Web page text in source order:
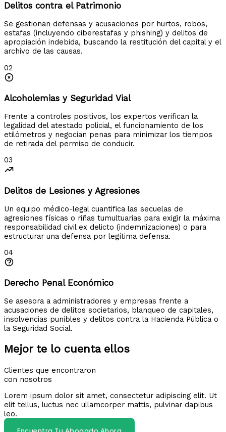
Delitos contra el Patrimonio
Se gestionan defensas y acusaciones por hurtos, robos,
estafas (incluyendo ciberestafas y phishing) y delitos de
apropiación indebida, buscando la restitución del capital y el
archivo de las causas.
02
Alcoholemias y Seguridad Vial
Frente a controles positivos, los expertos verifican la
legalidad del atestado policial, el funcionamiento de los
etilómetros y negocian penas para minimizar los tiempos
de retirada del permiso de conducir.
03
Delitos de Lesiones y Agresiones
Un equipo médico-legal cuantifica las secuelas de
agresiones físicas o riñas tumultuarias para exigir la máxima
responsabilidad civil ex delicto (indemnizaciones) o para
estructurar una defensa por legítima defensa.
04
Derecho Penal Económico
Se asesora a administradores y empresas frente a
acusaciones de delitos societarios, blanqueo de capitales,
insolvencias punibles y delitos contra la Hacienda Pública o
la Seguridad Social.
Mejor te lo cuenta ellos
Clientes que encontraron
con nosotros
Lorem ipsum dolor sit amet, consectetur adipiscing elit. Ut
elit tellus, luctus nec ullamcorper mattis, pulvinar dapibus
leo.